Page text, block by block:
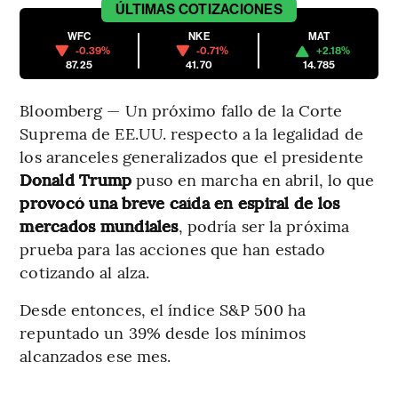
ÚLTIMAS COTIZACIONES
WFC
-0.39%
87.25
NKE
-0.71%
41.70
MAT
+2.18%
14.785
Bloomberg — Un próximo fallo de la Corte
Suprema de EE.UU. respecto a la legalidad de
los aranceles generalizados que el presidente
Donald Trump puso en marcha en abril, lo que
provocó una breve caída en espiral de los
mercados mundiales, podría ser la próxima
prueba para las acciones que han estado
cotizando al alza.
Desde entonces, el índice S&P 500 ha
repuntado un 39% desde los mínimos
alcanzados ese mes.